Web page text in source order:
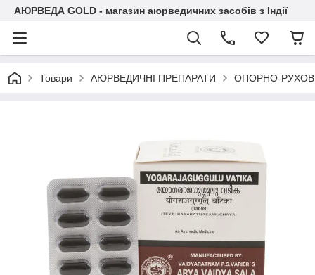
АЮРВЕДА GOLD - магазин аюрведичних засобів з Індії
Товари АЮРВЕДИЧНІ ПРЕПАРАТИ ОПОРНО-